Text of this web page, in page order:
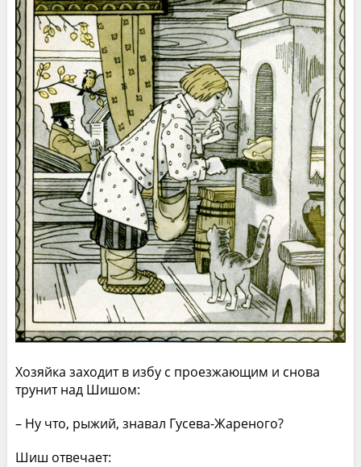
Хозяйка заходит в избу с проезжающим и снова
трунит над Шишом:
– Ну что, рыжий, знавал Гусева-Жареного?
Шиш отвечает: